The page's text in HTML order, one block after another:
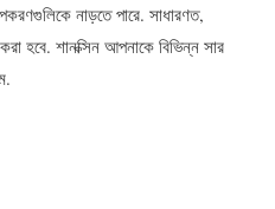
নাড়তে পারে. সাধারণত,
হবে. শানক্সিন আপনাকে বিভিন্ন সার